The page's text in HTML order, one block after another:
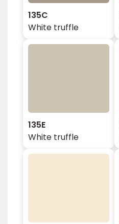
135C
White truffle
135E
White truffle